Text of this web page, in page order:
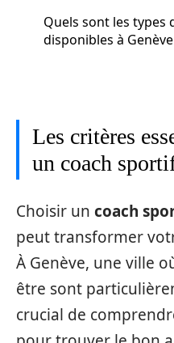
Quels sont les types
disponibles à
Les critères
un coach
Choisir un coach
peut transformer
À Genève, une ville
être sont
crucial de